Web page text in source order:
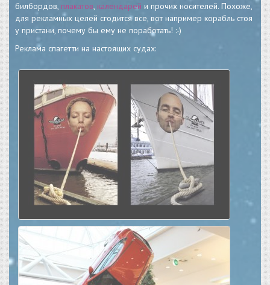
билбордов, плакатов, календарей и прочих носителей. Похоже,
для рекламных целей сгодится все, вот например корабль стоя
у пристани, почему бы ему не поработать! :-)
Реклама спагетти на настоящих судах: